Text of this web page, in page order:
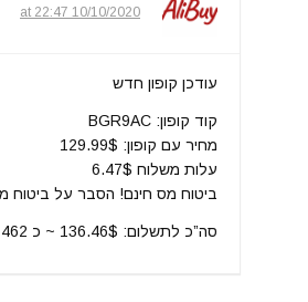
10/10/2020 at 22:47
עודכן קופון חדש
קוד קופון: BGR9AC
מחיר עם קופון: 129.99$
עלות משלוח 6.47$
ביטוח מס חינם! הסבר על ביטוח
סה”כ לתשלום: 136.46$ ~ כ 462 ₪ בלבד